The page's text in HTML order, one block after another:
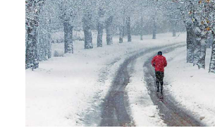
VIDEO
ΠΑΛΑΙΑ ΣΥΝΟΔΟΙΠΟΡΙΑ
ΕΠΙΚΟΙΝΩΝΙΑ
SEARCH